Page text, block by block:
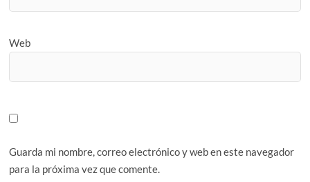
Web
Guarda mi nombre, correo electrónico y web en este navegador
para la próxima vez que comente.